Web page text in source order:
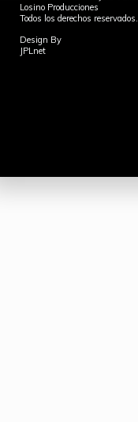
Losino Producciones
Todos los derechos reservados.
Design By
JPLnet